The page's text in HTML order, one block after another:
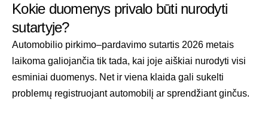
Kokie duomenys privalo būti nurodyti
sutartyje?
Automobilio pirkimo–pardavimo sutartis 2026 metais
laikoma galiojančia tik tada, kai joje aiškiai nurodyti visi
esminiai duomenys. Net ir viena klaida gali sukelti
problemų registruojant automobilį ar sprendžiant ginčus.